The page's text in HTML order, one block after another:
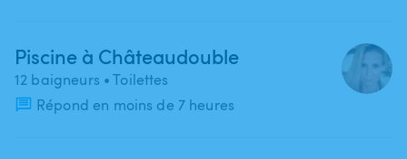
Piscine à Châteaudouble
12 baigneurs • Toilettes
Répond en moins de 7 heures